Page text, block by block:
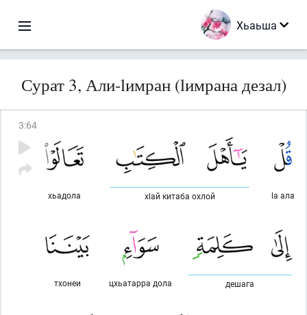
Хьаьша
Сурат 3, Али-lимран (lимрана дезал)
3:64
lа ала
хlай китаба охлой
хьадола
дешага
цхьатарра дола
тхонеи